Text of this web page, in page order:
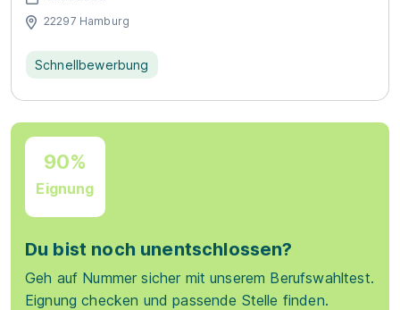
22297 Hamburg
Schnellbewerbung
90%
Eignung
Du bist noch unentschlossen?
Geh auf Nummer sicher mit unserem Berufswahltest.
Eignung checken und passende Stelle finden.